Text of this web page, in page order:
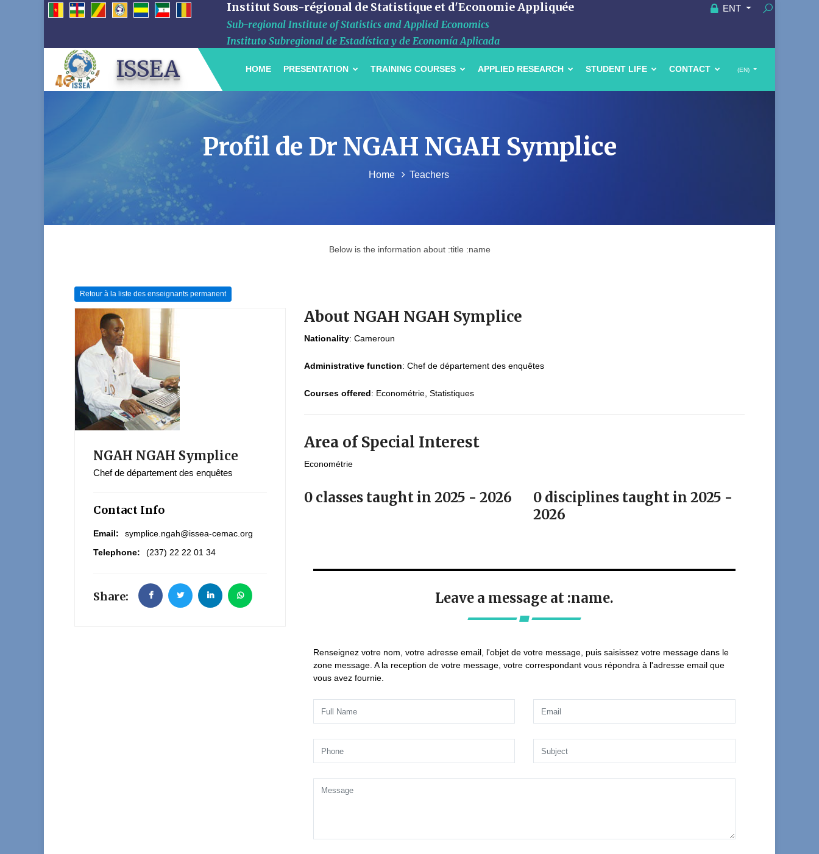
Institut Sous-régional de Statistique et d'Economie Appliquée
Sub-regional Institute of Statistics and Applied Economics
Instituto Subregional de Estadística y de Economía Aplicada
ENT
ISSEA (EN)
HOME PRESENTATION TRAINING COURSES APPLIED RESEARCH STUDENT LIFE CONTACT
Profil de Dr NGAH NGAH Symplice
Home Teachers
Below is the information about :title :name
Retour à la liste des enseignants permanent
NGAH NGAH Symplice
Chef de département des enquêtes
Contact Info
Email:
symplice.ngah@issea-cemac.org
Telephone:
(237) 22 22 01 34
Share:
About NGAH NGAH Symplice
Nationality: Cameroun
Administrative function: Chef de département des enquêtes
Courses offered: Econométrie, Statistiques
Area of Special Interest
Econométrie
0 classes taught in 2025 - 2026
0 disciplines taught in 2025 -
2026
Leave a message at :name.
Renseignez votre nom, votre adresse email, l'objet de votre message, puis saisissez votre message dans le
zone message. A la reception de votre message, votre correspondant vous répondra à l'adresse email que
vous avez fournie.